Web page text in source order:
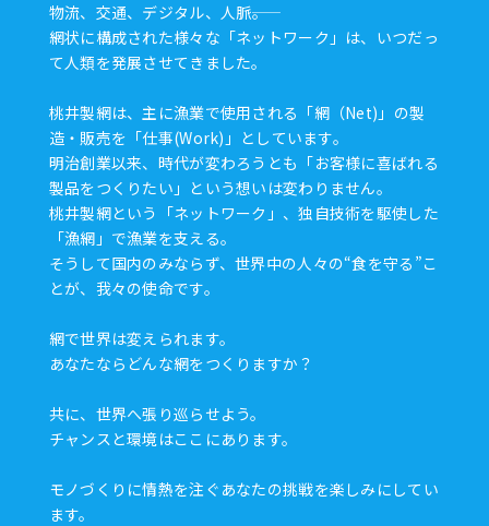
物流、交通、デジタル、人脈――。
網状に構成された様々な「ネットワーク」は、いつだっ
て人類を発展させてきました。
桃井製網は、主に漁業で使用される「網（Net)」の製
造・販売を「仕事(Work)」としています。
明治創業以来、時代が変わろうとも「お客様に喜ばれる
製品をつくりたい」という想いは変わりません。
桃井製網という「ネットワーク」、独自技術を駆使した
「漁網」で漁業を支える。
そうして国内のみならず、世界中の人々の“食を守る”こ
とが、我々の使命です。
網で世界は変えられます。
あなたならどんな網をつくりますか？
共に、世界へ張り巡らせよう。
チャンスと環境はここにあります。
モノづくりに情熱を注ぐあなたの挑戦を楽しみにしてい
ます。